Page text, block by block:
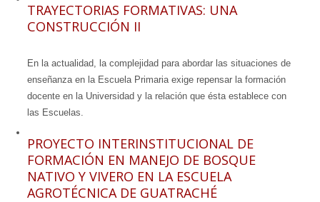
TRAYECTORIAS FORMATIVAS: UNA
CONSTRUCCIÓN II
En la actualidad, la complejidad para abordar las situaciones de
enseñanza en la Escuela Primaria exige repensar la formación
docente en la Universidad y la relación que ésta establece con
las Escuelas.
PROYECTO INTERINSTITUCIONAL DE
FORMACIÓN EN MANEJO DE BOSQUE
NATIVO Y VIVERO EN LA ESCUELA
AGROTÉCNICA DE GUATRACHÉ